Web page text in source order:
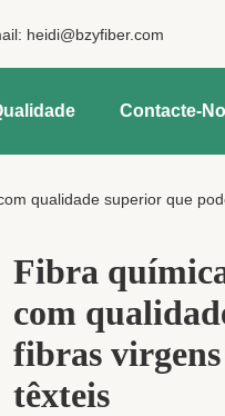
heidi@bzyfiber.com
Contacte-
qualidade superior que
Fibra
com
fibras virgens
têxteis